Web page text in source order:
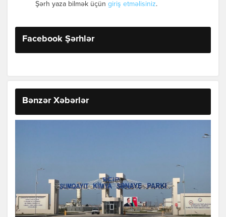
Şərh yaza bilmək üçün giriş etməlisiniz.
Facebook Şərhlər
Bənzər Xəbərlər